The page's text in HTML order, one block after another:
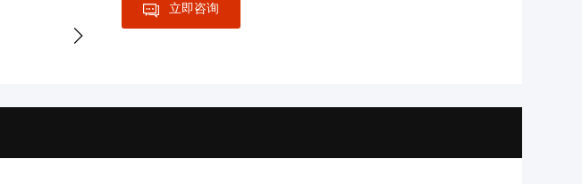
立即咨询